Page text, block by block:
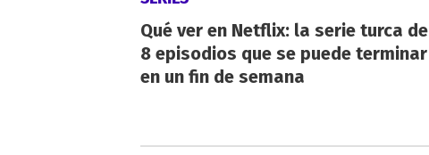
Qué ver en Netflix: la serie turca de
8 episodios que se puede terminar
en un fin de semana